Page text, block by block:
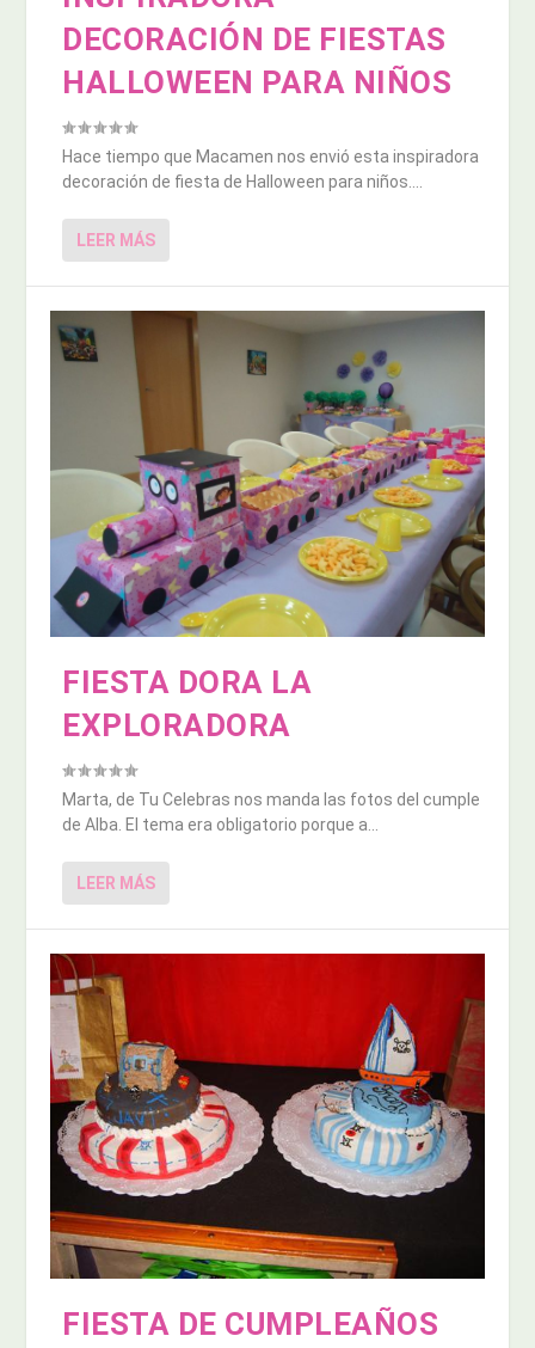
DECORACIÓN DE FIESTAS
HALLOWEEN PARA NIÑOS
Hace tiempo que Macamen nos envió esta inspiradora
decoración de fiesta de Halloween para niños....
LEER MÁS
FIESTA DORA LA
EXPLORADORA
Marta, de Tu Celebras nos manda las fotos del cumple
de Alba. El tema era obligatorio porque a...
LEER MÁS
FIESTA DE CUMPLEAÑOS